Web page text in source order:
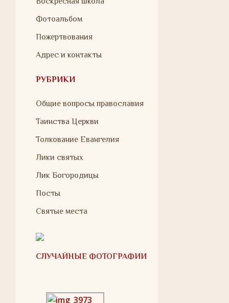
Фотоальбом
Пожертвования
Адрес и контакты
РУБРИКИ
Общие вопросы православия
Таинства Церкви
Толкование Евангелия
Лики святых
Лик Богородицы
Посты
Святые места
СЛУЧАЙНЫЕ ФОТОГРАФИИ